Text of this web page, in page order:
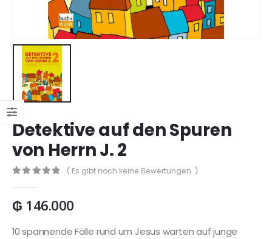
Detektive auf den Spuren
von Herrn J. 2
( Es gibt noch keine Bewertungen. )
₲ 146.000
10 spannende Fälle rund um Jesus warten auf junge